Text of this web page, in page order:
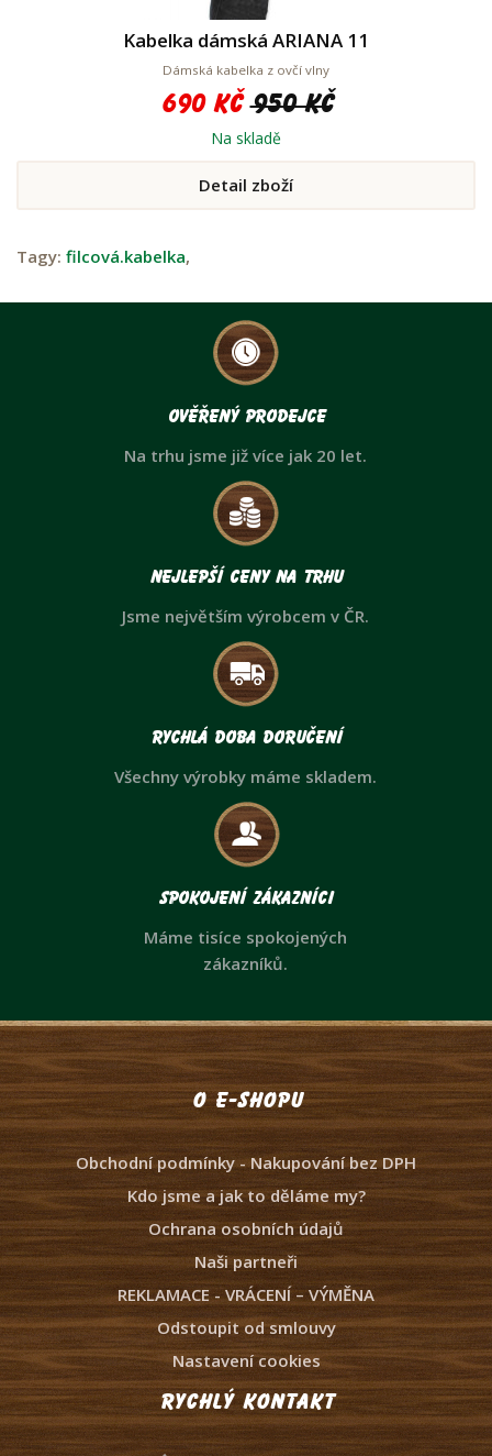
Kabelka dámská ARIANA 11
Dámská kabelka z ovčí vlny
690 Kč 950 Kč
Na skladě
Detail zboží
Tagy: filcová.kabelka,
Ověřený prodejce
Na trhu jsme již více jak 20 let.
Nejlepší ceny na trhu
Jsme největším výrobcem v ČR.
Rychlá doba doručení
Všechny výrobky máme skladem.
Spokojení zákazníci
Máme tisíce spokojených
zákazníků.
O e-shopu
Obchodní podmínky - Nakupování bez DPH
Kdo jsme a jak to děláme my?
Ochrana osobních údajů
Naši partneři
REKLAMACE - VRÁCENÍ – VÝMĚNA
Odstoupit od smlouvy
Nastavení cookies
Rychlý kontakt